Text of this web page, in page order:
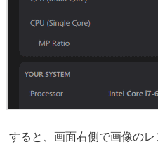
すると、画面右側で画像の